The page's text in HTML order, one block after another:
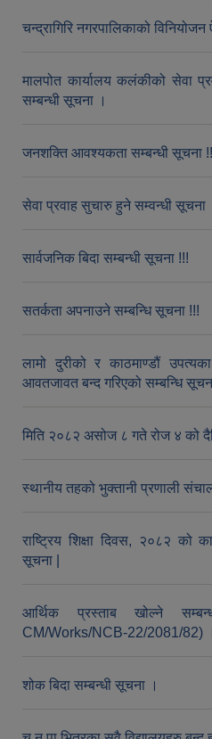
चन्द्रागिरि नगरपालिकाको
मालपोत कार्यालय कलंकीको सेवा
सम्बन्धी सूचना ।
जनशक्ति आवश्यकता सम्बन्धी सूचना
सेवा प्रवाह सुचारु हुने सम्वन्धी सूचना
सार्वजनिक बिदा सम्बन्धी सूचना !!!
सतर्कता अपनाउने सम्बन्धि सूचना !!!
लामो दुरीको र काठमाण्डौं
आवतजावत बन्द गरिएको सम्बन्धि
मिति २०८२ असोज ८ गते रोज ४ को
स्थानीय तहको भुक्तानी प्रणाली
राष्ट्रिय शिक्षा दिवस, २०८२ को
सूचना |
आर्थिक प्रस्ताब खोल्ने
CM/Works/NCB-22/2081/82) ।
शोक बिदा सम्बन्धी सूचना ।